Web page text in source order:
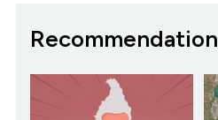
Recommendation